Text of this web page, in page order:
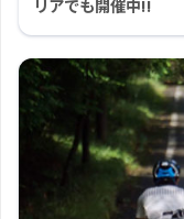
リアでも開催中!!